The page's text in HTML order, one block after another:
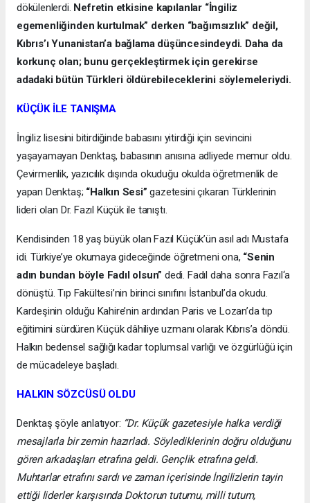
dökülenlerdi. Nefretin etkisine kapılanlar “İngiliz
egemenliğinden kurtulmak” derken “bağımsızlık” değil,
Kıbrıs’ı Yunanistan’a bağlama düşüncesindeydi. Daha da
korkunç olan; bunu gerçekleştirmek için gerekirse
adadaki bütün Türkleri öldürebileceklerini söylemeleriydi.
KÜÇÜK İLE TANIŞMA
İngiliz lisesini bitirdiğinde babasını yitirdiği için sevincini
yaşayamayan Denktaş, babasının anısına adliyede memur oldu.
Çevirmenlik, yazıcılık dışında okuduğu okulda öğretmenlik de
yapan Denktaş; “Halkın Sesi”gazetesini çıkaran Türklerinin
lideri olan Dr. Fazıl Küçük ile tanıştı.
Kendisinden 18 yaş büyük olan Fazıl Küçük’ün asıl adı Mustafa
idi. Türkiye’ye okumaya gideceğinde öğretmeni ona, “Senin
adın bundan böyle Fadıl olsun” dedi. Fadıl daha sonra Fazıl‘a
dönüştü. Tıp Fakültesi’nin birinci sınıfını İstanbul’da okudu.
Kardeşinin olduğu Kahire’nin ardından Paris ve Lozan’da tıp
eğitimini sürdüren Küçük dâhiliye uzmanı olarak Kıbrıs’a döndü.
Halkın bedensel sağlığı kadar toplumsal varlığı ve özgürlüğü için
de mücadeleye başladı.
HALKIN SÖZCÜSÜ OLDU
Denktaş şöyle anlatıyor: “Dr. Küçük gazetesiyle halka verdiği
mesajlarla bir zemin hazırladı. Söylediklerinin doğru olduğunu
gören arkadaşları etrafına geldi. Gençlik etrafına geldi.
Muhtarlar etrafını sardı ve zaman içerisinde İngilizlerin tayin
ettiği liderler karşısında Doktorun tutumu, milli tutum,